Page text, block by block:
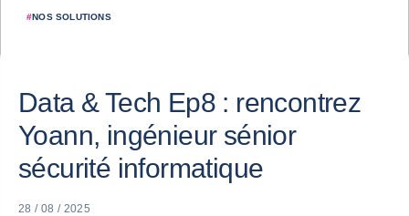
#NOS SOLUTIONS
Data & Tech Ep8 : rencontrez
Yoann, ingénieur sénior
sécurité informatique
28 / 08 / 2025